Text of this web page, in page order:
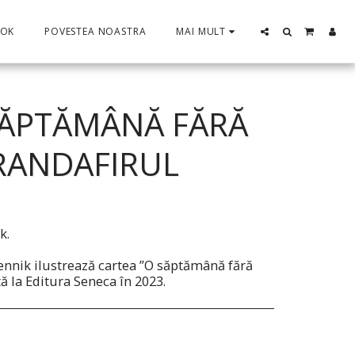
POVESTEA NOASTRA MAI MULT
FĂRĂ
ilustrează cartea ”O săptămână fără
la Editura Seneca în 2023.